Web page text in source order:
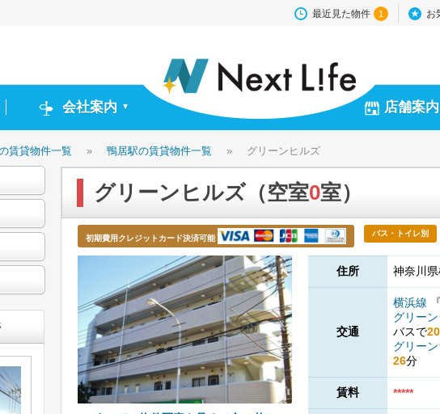
最近見た物件 1 お
会社案内 ▼ 店舗案内
賃貸物件一覧 » 鴨居駅の賃貸物件一覧 » グリーンヒルズ
グリーンヒルズ（空室0室）
初期費用クレジットカード決済可能
バス・トイレ別
住所 神奈川
交通
横浜線
グリー
バスで20
グリー
26分
賃料 *****